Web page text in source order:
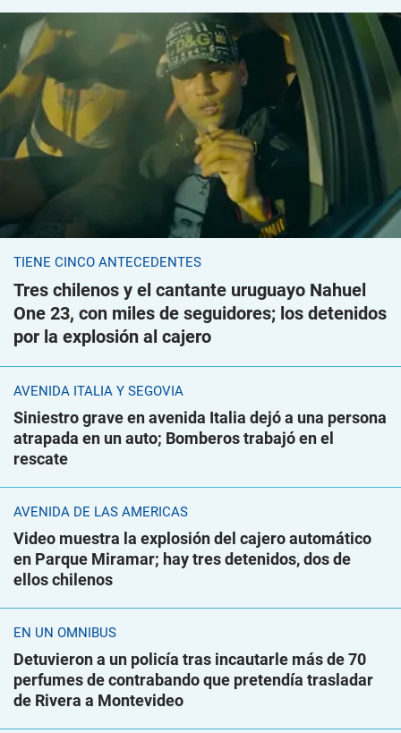
TIENE CINCO ANTECEDENTES
Tres chilenos y el cantante uruguayo Nahuel
One 23, con miles de seguidores; los detenidos
por la explosión al cajero
AVENIDA ITALIA Y SEGOVIA
Siniestro grave en avenida Italia dejó a una persona
atrapada en un auto; Bomberos trabajó en el
rescate
AVENIDA DE LAS AMÉRICAS
Video muestra la explosión del cajero automático
en Parque Miramar; hay tres detenidos, dos de
ellos chilenos
EN UN ÓMNIBUS
Detuvieron a un policía tras incautarle más de 70
perfumes de contrabando que pretendía trasladar
de Rivera a Montevideo